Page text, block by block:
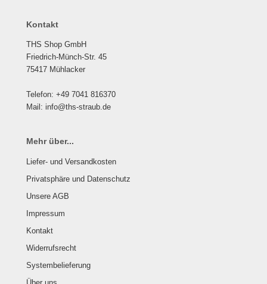
Kontakt
THS Shop GmbH
Friedrich-Münch-Str. 45
75417 Mühlacker
Telefon: +49 7041 816370
Mail: info@ths-straub.de
Mehr über...
Liefer- und Versandkosten
Privatsphäre und Datenschutz
Unsere AGB
Impressum
Kontakt
Widerrufsrecht
Systembelieferung
Über uns